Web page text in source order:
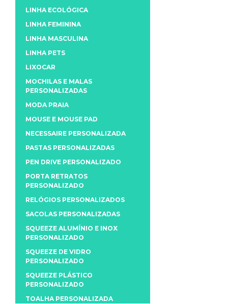
LINHA ECOLÓGICA
LINHA FEMININA
LINHA MASCULINA
LINHA PETS
LIXOCAR
MOCHILAS E MALAS
PERSONALIZADAS
MODA PRAIA
MOUSE E MOUSE PAD
NECESSAIRE PERSONALIZADA
PASTAS PERSONALIZADAS
PEN DRIVE PERSONALIZADO
PORTA RETRATOS
PERSONALIZADO
RELÓGIOS PERSONALIZADOS
SACOLAS PERSONALIZADAS
SQUEEZE ALUMÍNIO E INOX
PERSONALIZADO
SQUEEZE DE VIDRO
PERSONALIZADO
SQUEEZE PLÁSTICO
PERSONALIZADO
TOALHA PERSONALIZADA